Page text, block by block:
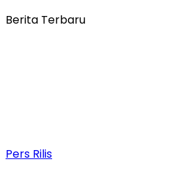
Berita Terbaru
Pers Rilis